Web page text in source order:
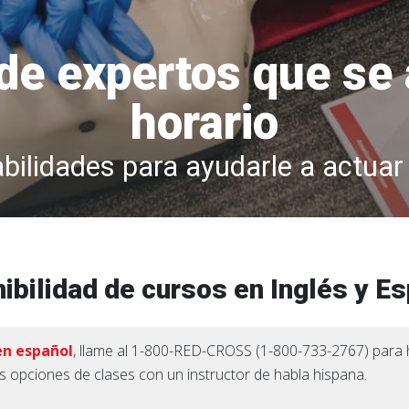
expertos que se
horario
para ayudarle a
de cursos en Inglés y
español, llame al 1-800-RED-CROSS (1-800-733-2767)
opciones de clases con un instructor de habla hispana.